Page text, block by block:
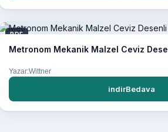
PDF
Metronom Mekanik Malzel Ceviz
Yazar:Wittner
indirBedava